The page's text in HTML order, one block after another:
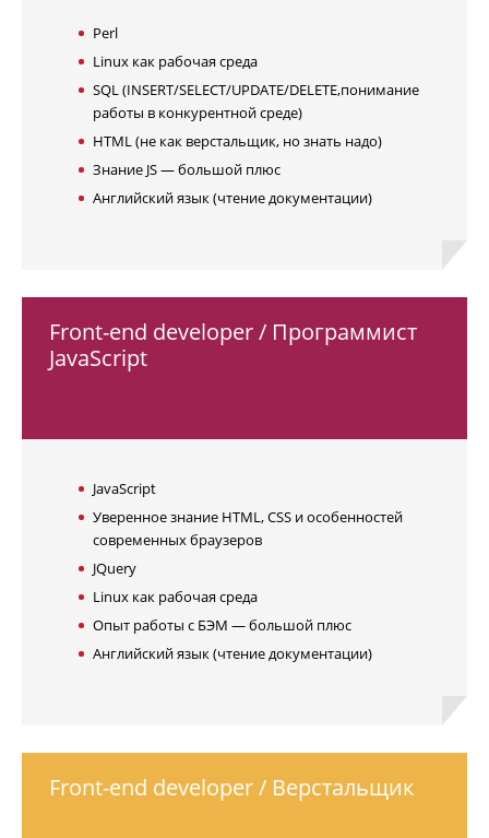
Perl
Linux как рабочая среда
SQL (INSERT/SELECT/UPDATE/DELETE,понимание
работы в конкурентной среде)
HTML (не как верстальщик, но знать надо)
Знание JS — большой плюс
Английский язык (чтение документации)
Front-end developer / Программист
JavaScript
JavaScript
Уверенное знание HTML, CSS и особенностей
современных браузеров
JQuery
Linux как рабочая среда
Опыт работы с БЭМ — большой плюс
Английский язык (чтение документации)
Front-end developer / Верстальщик